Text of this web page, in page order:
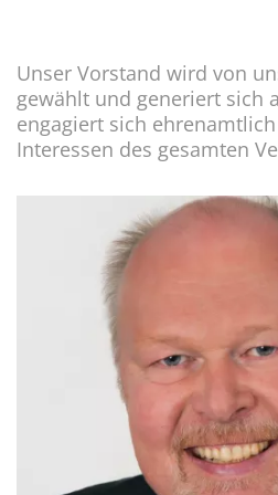
Unser Vorstand wird von
gewählt und generiert sich
engagiert sich
Interessen des gesamten